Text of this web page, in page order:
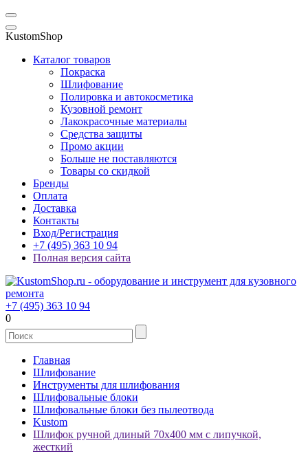
KustomShop
Каталог товаров
Покраска
Шлифование
Полировка и автокосметика
Кузовной ремонт
Лакокрасочные материалы
Средства защиты
Промо акции
Больше не поставляются
Товары со скидкой
Бренды
Оплата
Доставка
Контакты
Вход/Регистрация
+7 (495) 363 10 94
Полная версия сайта
+7 (495) 363 10 94
0
Главная
Шлифование
Инструменты для шлифования
Шлифовальные блоки
Шлифовальные блоки без пылеотвода
Kustom
Шлифок ручной длиный 70х400 мм с липучкой,
жесткий